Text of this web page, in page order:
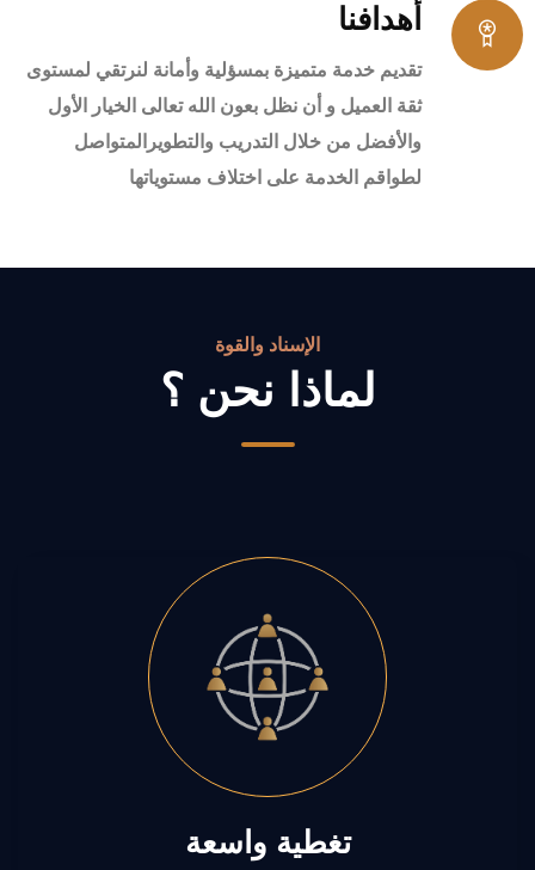
أهدافنا
تقديم خدمة متميزة بمسؤلية وأمانة لنرتقي لمستوى
ثقة العميل و أن نظل بعون الله تعالى الخيار الأول
والأفضل من خلال التدريب والتطويرالمتواصل
لطواقم الخدمة على اختلاف مستوياتها
الإسناد والقوة
لماذا نحن ؟
تغطية واسعة